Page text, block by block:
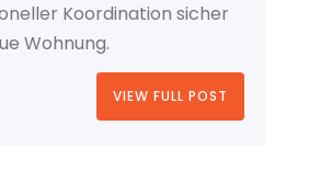
Koordination sicher
Wohnung.
VIEW FULL POST